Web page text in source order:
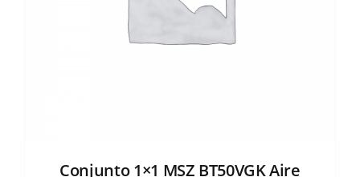
Conjunto 1×1 MSZ BT50VGK Aire